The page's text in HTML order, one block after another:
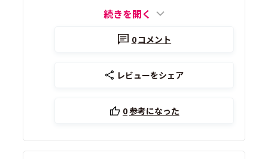
続きを開く
0コメント
レビューをシェア
0参考になった